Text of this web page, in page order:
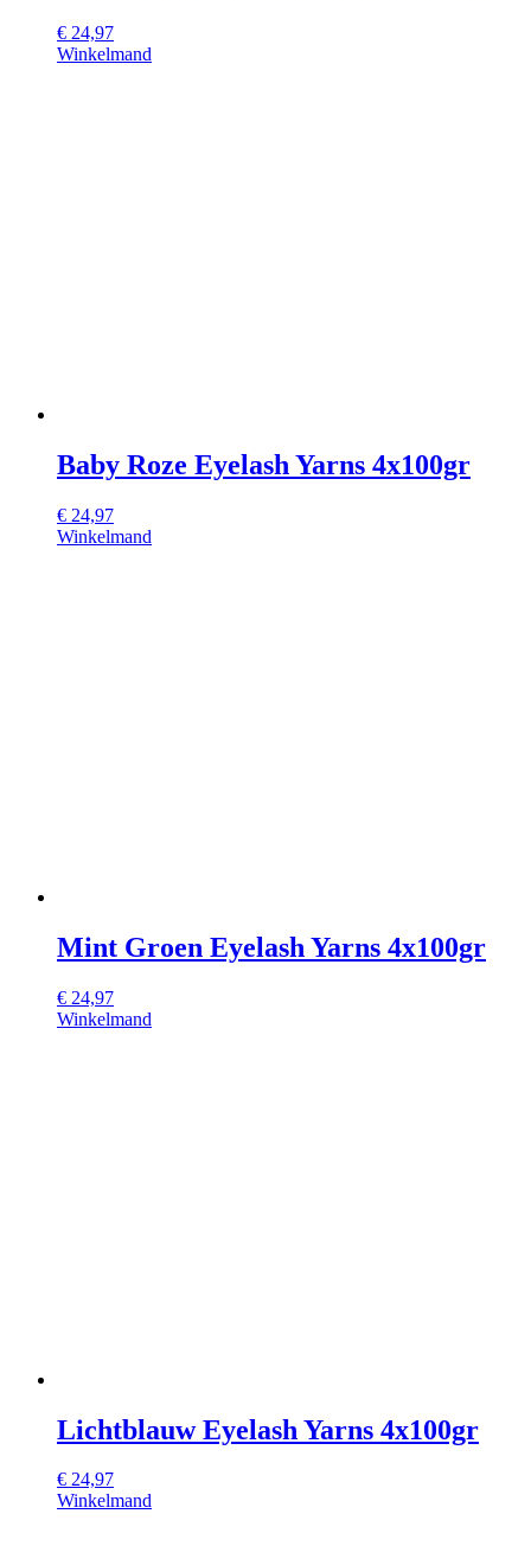
€ 24,97
Winkelmand
Baby Roze Eyelash Yarns 4x100gr
€ 24,97
Winkelmand
Mint Groen Eyelash Yarns 4x100gr
€ 24,97
Winkelmand
Lichtblauw Eyelash Yarns 4x100gr
€ 24,97
Winkelmand